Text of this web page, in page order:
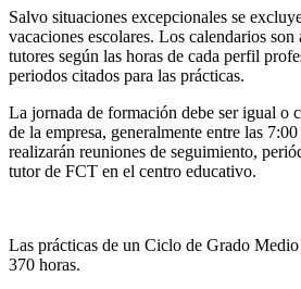
Salvo situaciones excepcionales se
vacaciones escolares. Los calendarios son
tutores según las horas de cada perfil
periodos citados para las prácticas.
La jornada de formación debe ser igual o
de la empresa, generalmente entre las
realizarán reuniones de seguimiento,
tutor de FCT en el centro educativo.
Las prácticas de un Ciclo de Grado
370 horas.